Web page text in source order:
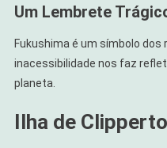
Um Lembrete
Fukushima é um símbolo dos
inacessibilidade nos faz
planeta.
Ilha de